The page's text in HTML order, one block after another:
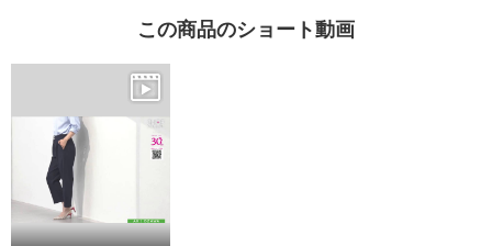
この商品のショート動画